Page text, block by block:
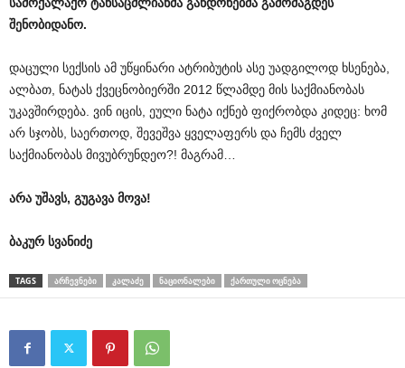
შენობიდანო.
დაცული სექსის ამ უწყინარი ატრიბუტის ასე უადგილოდ ხსენება,
ალბათ, ნატას ქვეცნობიერში 2012 წლამდე მის საქმიანობას
უკავშირდება. ვინ იცის, ეული ნატა იქნებ ფიქრობდა კიდეც: ხომ
არ სჯობს, საერთოდ, შევეშვა ყველაფერს და ჩემს ძველ
საქმიანობას მივუბრუნდეო?! მაგრამ…
არა უშავს, გუგავა მოვა!
ბაკურ სვანიძე
TAGS ᲐᲠᲩᲔᲕᲜᲔᲑᲘ ᲙᲐᲚᲐᲫᲔ ᲜᲐᲪᲘᲝᲜᲐᲚᲔᲑᲘ ᲥᲐᲠᲗᲣᲚᲘ ᲝᲪᲜᲔᲑᲐ